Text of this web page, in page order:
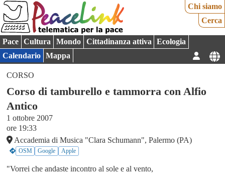
Chi siamo
Cerca
Pace Cultura Mondo Cittadinanza attiva
Ecologia
Calendario
Mappa
CORSO
Corso di tamburello e tammorra con Alfio
Antico
1 ottobre 2007
ore 19:33
Accademia di Musica "Clara Schumann", Palermo (PA)
OSM Google Apple
"Vorrei che andaste incontro al sole e al vento,